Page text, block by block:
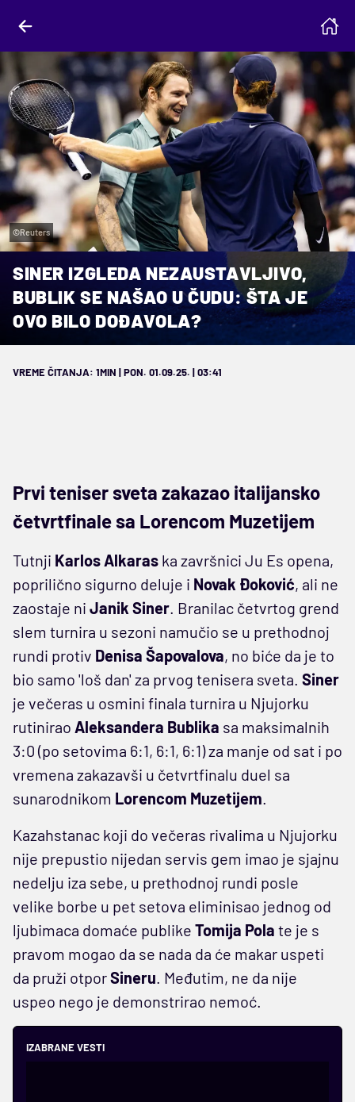
©Reuters
SINER IZGLEDA NEZAUSTAVLJIVO,
BUBLIK SE NAŠAO U ČUDU: ŠTA JE
OVO BILO DOĐAVOLA?
VREME ČITANJA: 1MIN | PON. 01.09.25. | 03:41
Prvi teniser sveta zakazao italijansko
četvrtfinale sa Lorencom Muzetijem
Tutnji Karlos Alkaras ka završnici Ju Es opena,
poprilično sigurno deluje i Novak Đoković, ali ne
zaostaje ni Janik Siner. Branilac četvrtog grend
slem turnira u sezoni namučio se u prethodnoj
rundi protiv Denisa Šapovalova, no biće da je to
bio samo 'loš dan' za prvog tenisera sveta. Siner
je večeras u osmini finala turnira u Njujorku
rutinirao Aleksandera Bublika sa maksimalnih
3:0 (po setovima 6:1, 6:1, 6:1) za manje od sat i po
vremena zakazavši u četvrtfinalu duel sa
sunarodnikom Lorencom Muzetijem.
Kazahstanac koji do večeras rivalima u Njujorku
nije prepustio nijedan servis gem imao je sjajnu
nedelju iza sebe, u prethodnoj rundi posle
velike borbe u pet setova eliminisao jednog od
ljubimaca domaće publike Tomija Pola te je s
pravom mogao da se nada da će makar uspeti
da pruži otporSineru. Međutim, ne da nije
uspeo nego je demonstrirao nemoć.
IZABRANE VESTI